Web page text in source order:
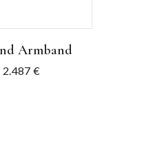
Armband
2.487€